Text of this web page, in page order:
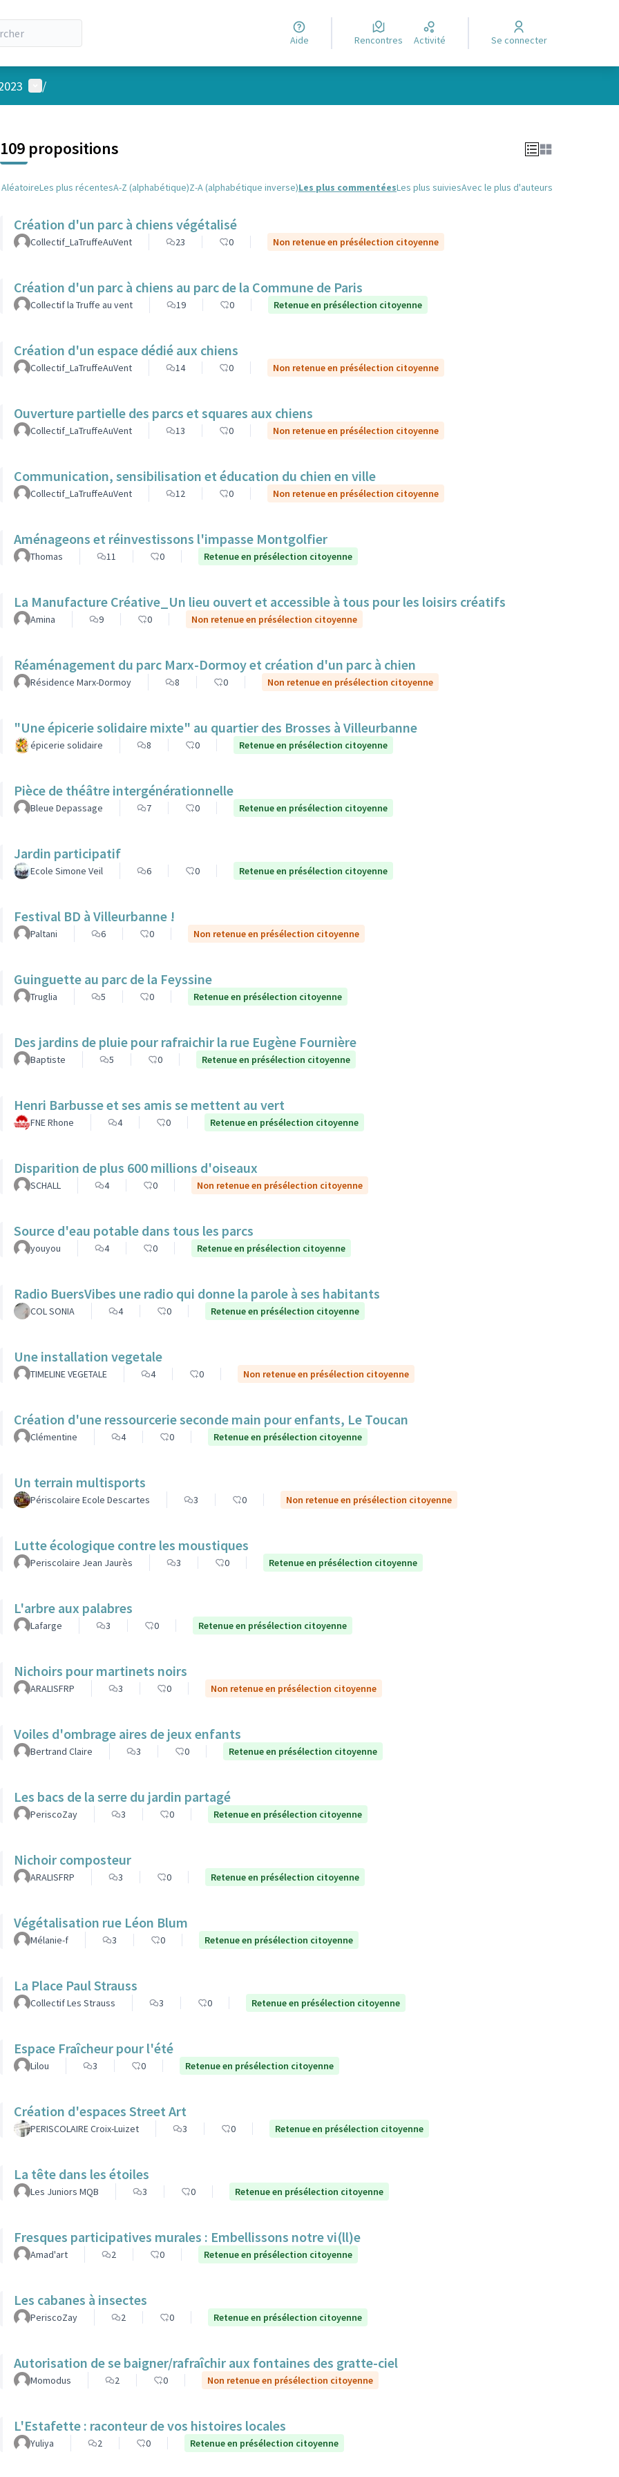
Aide Rencontres Activité Se connecter
Menu utilisateur
/
109 propositions
AléatoireLes plus récentesA-Z (alphabétique)Z-A (alphabétique inverse)Les plus commentéesLes plus suiviesAvec le plus d'auteurs
Création d'un parc à chiens végétalisé
Collectif_LaTruffeAuVent 23 0 Non retenue en présélection citoyenne
Création d'un parc à chiens au parc de la Commune de Paris
Collectif la Truffe au vent 19 0 Retenue en présélection citoyenne
Création d'un espace dédié aux chiens
Collectif_LaTruffeAuVent 14 0 Non retenue en présélection citoyenne
Ouverture partielle des parcs et squares aux chiens
Collectif_LaTruffeAuVent 13 0 Non retenue en présélection citoyenne
Communication, sensibilisation et éducation du chien en ville
Collectif_LaTruffeAuVent 12 0 Non retenue en présélection citoyenne
Aménageons et réinvestissons l'impasse Montgolfier
Thomas 11 0 Retenue en présélection citoyenne
La Manufacture Créative_Un lieu ouvert et accessible à tous pour les loisirs créatifs
Amina 9 0 Non retenue en présélection citoyenne
Réaménagement du parc Marx-Dormoy et création d'un parc à chien
Résidence Marx-Dormoy 8 0 Non retenue en présélection citoyenne
"Une épicerie solidaire mixte" au quartier des Brosses à Villeurbanne
épicerie solidaire 8 0 Retenue en présélection citoyenne
Pièce de théâtre intergénérationnelle
Bleue Depassage 7 0 Retenue en présélection citoyenne
Jardin participatif
Ecole Simone Veil 6 0 Retenue en présélection citoyenne
Festival BD à Villeurbanne !
Paltani 6 0 Non retenue en présélection citoyenne
Guinguette au parc de la Feyssine
Truglia 5 0 Retenue en présélection citoyenne
Des jardins de pluie pour rafraichir la rue Eugène Fournière
Baptiste 5 0 Retenue en présélection citoyenne
Henri Barbusse et ses amis se mettent au vert
FNE Rhone 4 0 Retenue en présélection citoyenne
Disparition de plus 600 millions d'oiseaux
SCHALL 4 0 Non retenue en présélection citoyenne
Source d'eau potable dans tous les parcs
youyou 4 0 Retenue en présélection citoyenne
Radio BuersVibes une radio qui donne la parole à ses habitants
COL SONIA 4 0 Retenue en présélection citoyenne
Une installation vegetale
TIMELINE VEGETALE 4 0 Non retenue en présélection citoyenne
Création d'une ressourcerie seconde main pour enfants, Le Toucan
Clémentine 4 0 Retenue en présélection citoyenne
Un terrain multisports
Périscolaire Ecole Descartes 3 0 Non retenue en présélection citoyenne
Lutte écologique contre les moustiques
Periscolaire Jean Jaurès 3 0 Retenue en présélection citoyenne
L'arbre aux palabres
Lafarge 3 0 Retenue en présélection citoyenne
Nichoirs pour martinets noirs
ARALISFRP 3 0 Non retenue en présélection citoyenne
Voiles d'ombrage aires de jeux enfants
Bertrand Claire 3 0 Retenue en présélection citoyenne
Les bacs de la serre du jardin partagé
PeriscoZay 3 0 Retenue en présélection citoyenne
Nichoir composteur
ARALISFRP 3 0 Retenue en présélection citoyenne
Végétalisation rue Léon Blum
Mélanie-f 3 0 Retenue en présélection citoyenne
La Place Paul Strauss
Collectif Les Strauss 3 0 Retenue en présélection citoyenne
Espace Fraîcheur pour l'été
Lilou 3 0 Retenue en présélection citoyenne
Création d'espaces Street Art
PERISCOLAIRE Croix-Luizet 3 0 Retenue en présélection citoyenne
La tête dans les étoiles
Les Juniors MQB 3 0 Retenue en présélection citoyenne
Fresques participatives murales : Embellissons notre vi(ll)e
Amad'art 2 0 Retenue en présélection citoyenne
Les cabanes à insectes
PeriscoZay 2 0 Retenue en présélection citoyenne
Autorisation de se baigner/rafraîchir aux fontaines des gratte-ciel
Momodus 2 0 Non retenue en présélection citoyenne
L'Estafette : raconteur de vos histoires locales
Yuliya 2 0 Retenue en présélection citoyenne